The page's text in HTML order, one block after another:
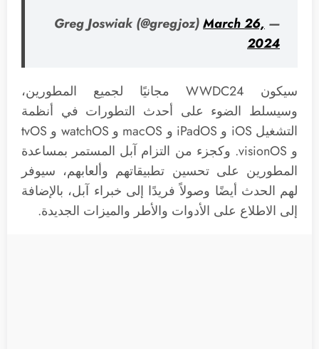
— Greg Joswiak (@gregjoz)
March 26,
2024
سيكون WWDC24 مجانيًا لجميع المطورين،
وسيسلط الضوء على أحدث التطورات في أنظمة
التشغيل iOS و iPadOS و macOS و watchOS و tvOS
و visionOS. وكجزء من التزام آبل المستمر بمساعدة
المطورين على تحسين تطبيقاتهم وألعابهم، سيوفر
لهم الحدث أيضًا وصولاً فريدًا إلى خبراء آبل، بالإضافة
إلى الاطلاع على الأدوات والأطر والميزات الجديدة.